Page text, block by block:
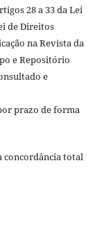
28 a 33 da Lei
de Direitos
na Revista da
e Repositório
e
prazo de forma
concordância total